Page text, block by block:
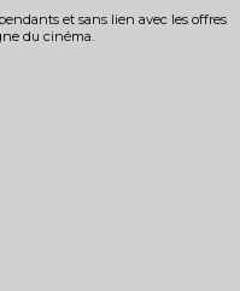
et sans lien avec les offres
du cinéma.